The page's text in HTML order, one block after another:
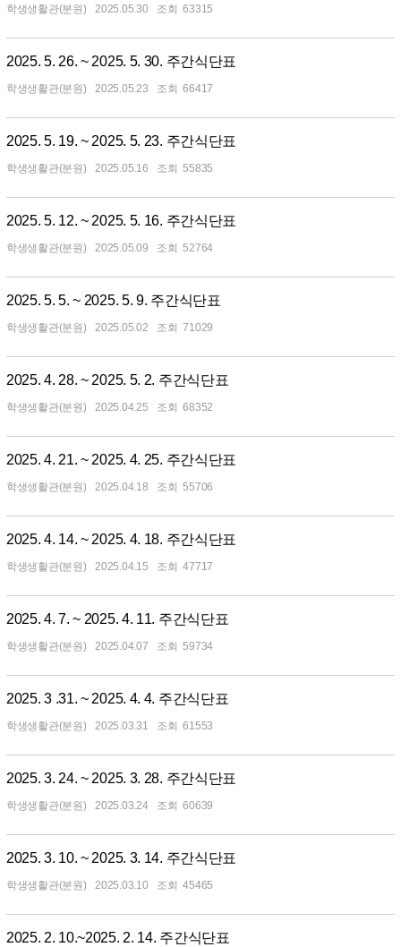
학생생활관(분원) 2025.05.30 63315
2025. 5. 26. ~ 2025. 5. 30. 주간식단표
학생생활관(분원) 2025.05.23 66417
2025. 5. 19. ~ 2025. 5. 23. 주간식단표
학생생활관(분원) 2025.05.16 55835
2025. 5. 12. ~ 2025. 5. 16. 주간식단표
학생생활관(분원) 2025.05.09 52764
2025. 5. 5. ~ 2025. 5. 9. 주간식단표
학생생활관(분원) 2025.05.02 71029
2025. 4. 28. ~ 2025. 5. 2. 주간식단표
학생생활관(분원) 2025.04.25 68352
2025. 4. 21. ~ 2025. 4. 25. 주간식단표
학생생활관(분원) 2025.04.18 55706
2025. 4. 14. ~ 2025. 4. 18. 주간식단표
학생생활관(분원) 2025.04.15 47717
2025. 4. 7. ~ 2025. 4. 11. 주간식단표
학생생활관(분원) 2025.04.07 59734
2025. 3 .31. ~ 2025. 4. 4. 주간식단표
학생생활관(분원) 2025.03.31 61553
2025. 3. 24. ~ 2025. 3. 28. 주간식단표
학생생활관(분원) 2025.03.24 60639
2025. 3. 10. ~ 2025. 3. 14. 주간식단표
학생생활관(분원) 2025.03.10 45465
2025. 2. 10.~2025. 2. 14. 주간식단표